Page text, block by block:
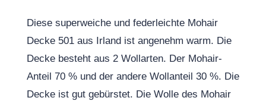
Diese superweiche und federleichte Mohair
Decke 501 aus Irland ist angenehm warm. Die
Decke besteht aus 2 Wollarten. Der Mohair-
Anteil 70 % und der andere Wollanteil 30 %. Die
Decke ist gut gebürstet. Die Wolle des Mohair